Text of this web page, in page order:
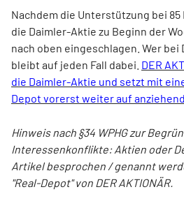
Nachdem die Unterstützung bei
die Daimler-Aktie zu Beginn der
nach oben eingeschlagen. Wer
bleibt auf jeden Fall dabei. DER
die Daimler-Aktie und setzt mit
Depot vorerst weiter auf
Hinweis nach §34 WPHG zur
Interessenkonflikte: Aktien oder
Artikel besprochen / genannt
"Real-Depot" von DER AKTIONÄR.